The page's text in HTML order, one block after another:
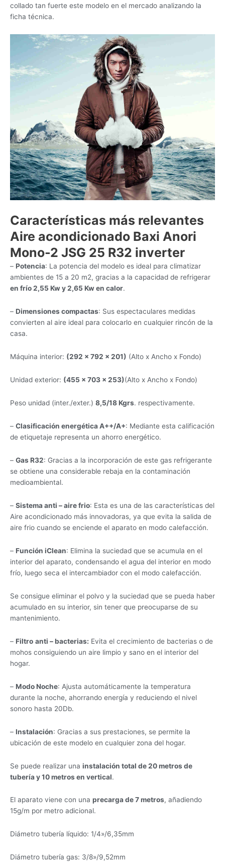
collado tan fuerte este modelo en el mercado analizando la
ficha técnica.
Características más relevantes
Aire acondicionado Baxi Anori
Mono-2 JSG 25 R32 inverter
– Potencia: La potencia del modelo es ideal para climatizar
ambientes de 15 a 20 m2, gracias a la capacidad de refrigerar
en frío 2,55 Kw y 2,65 Kw en calor.
– Dimensiones compactas: Sus espectaculares medidas
convierten al aire ideal para colocarlo en cualquier rincón de la
casa.
Máquina interior: (292 x 792 x 201) (Alto x Ancho x Fondo)
Unidad exterior: (455 x 703 x 253)(Alto x Ancho x Fondo)
Peso unidad (inter./exter.) 8,5/18 Kgrs. respectivamente.
– Clasificación energética A++/A+: Mediante esta calificación
de etiquetaje representa un ahorro energético.
– Gas R32: Gracias a la incorporación de este gas refrigerante
se obtiene una considerable rebaja en la contaminación
medioambiental.
– Sistema anti – aire frio: Esta es una de las características del
Aire acondicionado más innovadoras, ya que evita la salida de
aire frio cuando se enciende el aparato en modo calefacción.
– Función iClean: Elimina la suciedad que se acumula en el
interior del aparato, condensando el agua del interior en modo
frío, luego seca el intercambiador con el modo calefacción.
Se consigue eliminar el polvo y la suciedad que se pueda haber
acumulado en su interior, sin tener que preocuparse de su
mantenimiento.
– Filtro anti – bacterias: Evita el crecimiento de bacterias o de
mohos consiguiendo un aire limpio y sano en el interior del
hogar.
– Modo Noche: Ajusta automáticamente la temperatura
durante la noche, ahorrando energía y reduciendo el nivel
sonoro hasta 20Db.
– Instalación: Gracias a sus prestaciones, se permite la
ubicación de este modelo en cualquier zona del hogar.
Se puede realizar una instalación total de 20 metros de
tubería y 10 metros en vertical.
El aparato viene con una precarga de 7 metros, añadiendo
15g/m por metro adicional.
Diámetro tubería líquido: 1/4»/6,35mm
Diámetro tubería gas: 3/8»/9,52mm